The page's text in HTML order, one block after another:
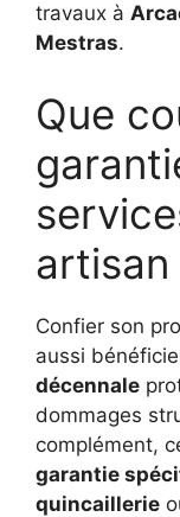
travaux à
Mestras.
Que
artisan
Confier son
aussi
décennale
dommages
complément,
garantie
quincaillerie